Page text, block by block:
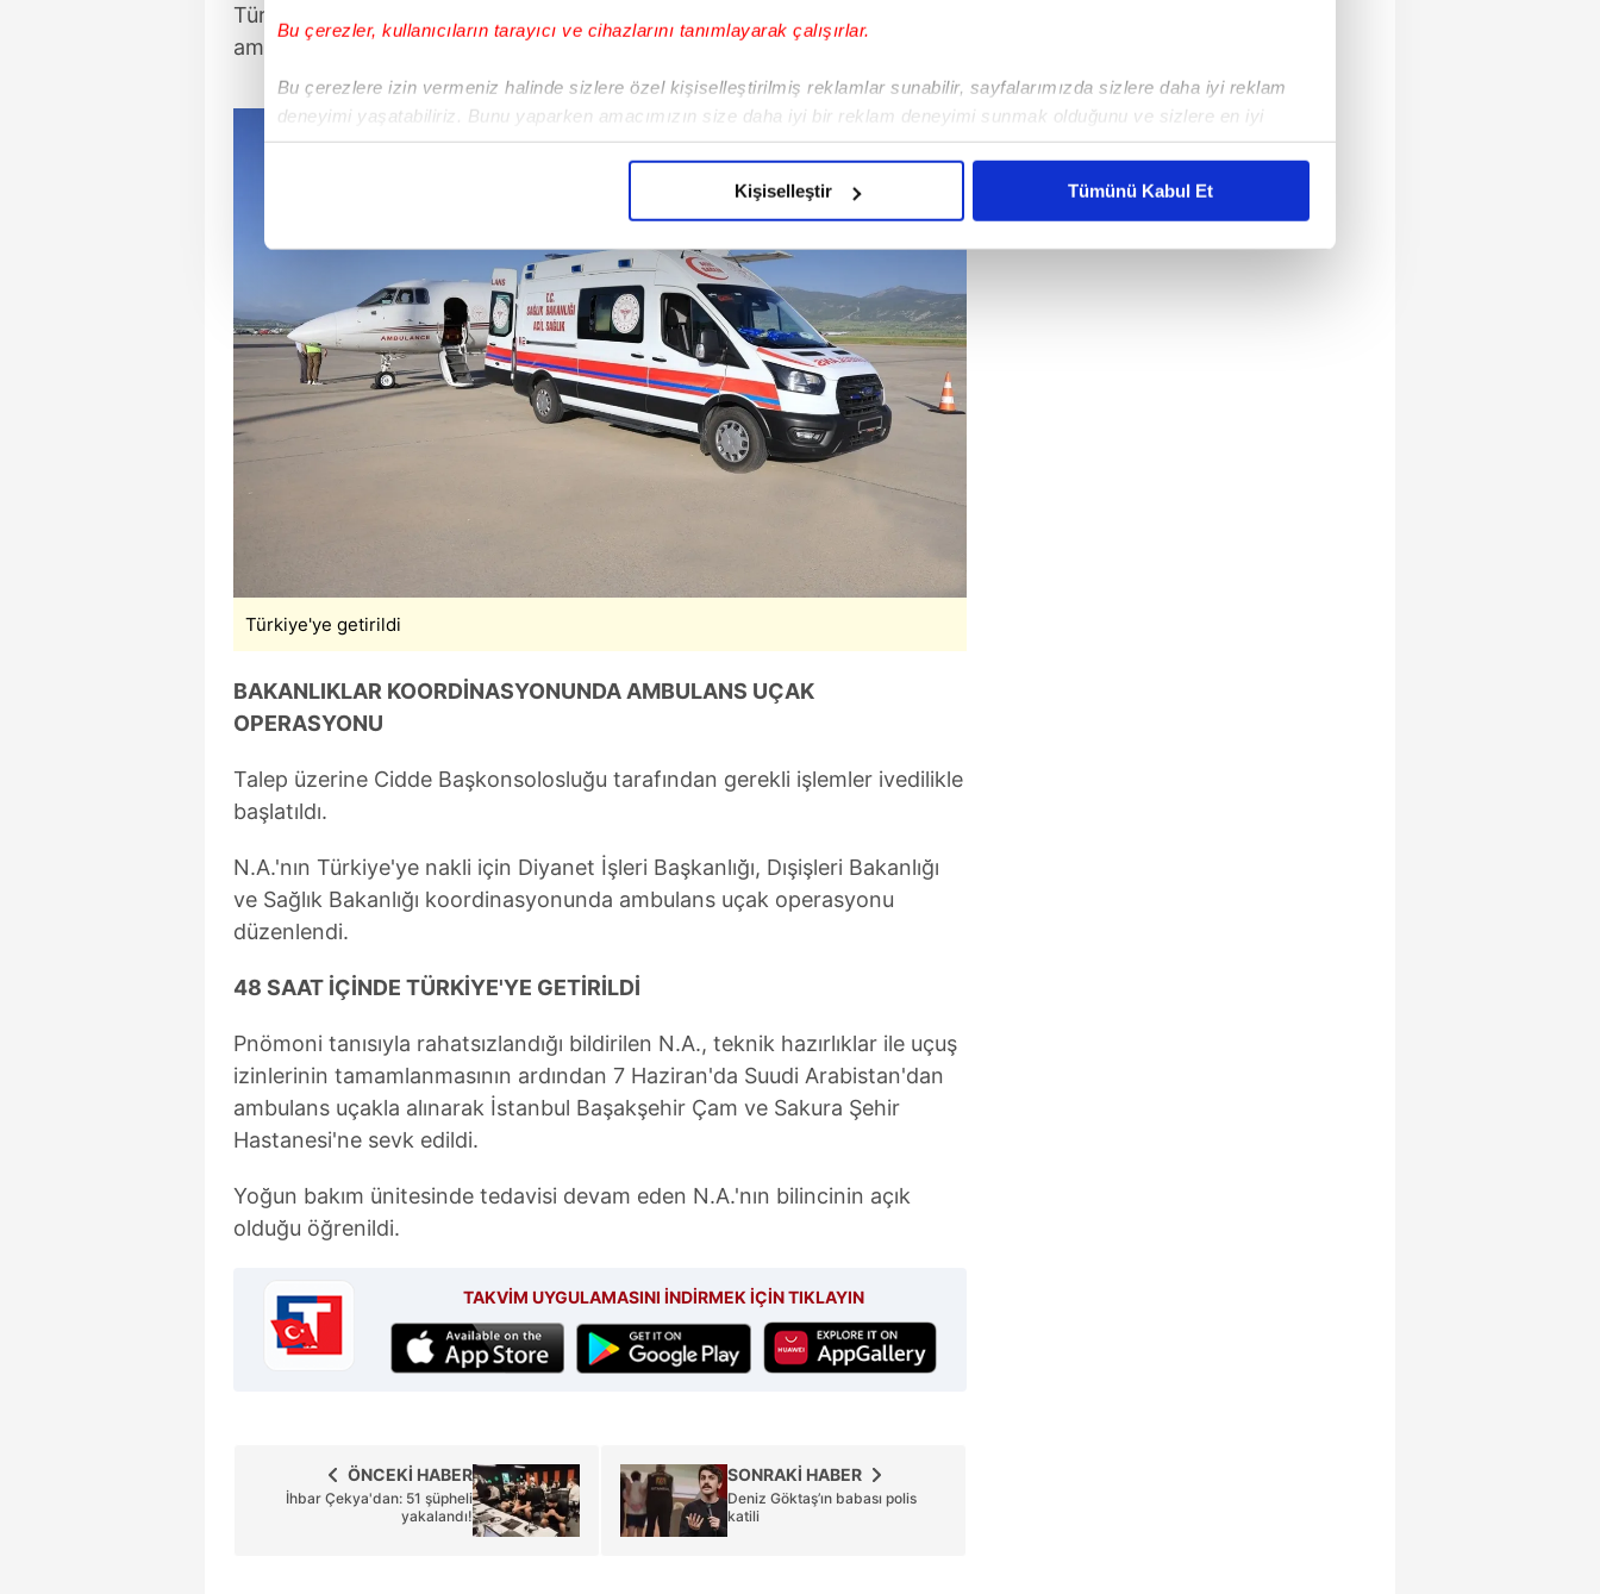
Bu çerezler, kullanıcıların tarayıcı ve cihazlarını tanımlayarak çalışırlar.
Bu çerezlere izin vermeniz halinde sizlere özel kişiselleştirilmiş reklamlar sunabilir, sayfalarımızda sizlere daha iyi reklam
deneyimi yaşatabiliriz. Bunu yaparken amacımızın size daha iyi bir reklam deneyimi sunmak olduğunu ve sizlere en iyi
içerikleri sunabilmek adına elimizden gelen çabayı gösterdiğimizi ve bu noktada, reklamların maliyetlerimizi karşılamak
Sizlere daha iyi bir hizmet sunabilmek için İnternet Sitemizde kendimize ve üçüncü kişilere ait çerezler kullanılmaktadır. Bu
çerezler vasıtasıyla çeşitli kişisel verileriniz işlenmekte olup gerekli olan çerezler bilgi toplumu hizmetlerinin sunulması
amacıyla kullanılmaktadır. Diğer çerezler, sitemizin daha işlevsel kılınması ve kişiselleştirilmesi ve sizlere yönelik
reklam/pazarlama faaliyetlerinin yapılması, amaçlarıyla sınırlı olarak açık rızanız dahilinde kullanılacaktır.
Çerezlere ilişkin tercihlerinizi aşağıda yer alan panel vasıtasıyla belirleyebilirsiniz. Çerezlere ilişkin detaylı bilgi için Ayarlar
butonuna tıklayabilir,
Çerez Bilgilendirme Metnimiziziyaret edebilirsiniz.
6698 sayılı Kişisel Verilerin Korunması Kanunu uyarınca hazırlanmış Aydınlatma Metnimizi okumak ve sitemizde ilgili
Kişiselleştir Tümünü Kabul Et
Türkiye'ye getirilmesi ve tedavisinin burada sürdürülmesi için yapılan
ambulans uçak talebinin kabul edilmesi istendi.
Türkiye'ye getirildi
BAKANLIKLAR KOORDİNASYONUNDA AMBULANS UÇAK
OPERASYONU
Talep üzerine Cidde Başkonsolosluğu tarafından gerekli işlemler ivedilikle
başlatıldı.
N.A.'nın Türkiye'ye nakli için Diyanet İşleri Başkanlığı, Dışişleri Bakanlığı
ve Sağlık Bakanlığı koordinasyonunda ambulans uçak operasyonu
düzenlendi.
48 SAAT İÇİNDE TÜRKİYE'YE GETİRİLDİ
Pnömoni tanısıyla rahatsızlandığı bildirilen N.A., teknik hazırlıklar ile uçuş
izinlerinin tamamlanmasının ardından 7 Haziran'da Suudi Arabistan'dan
ambulans uçakla alınarak İstanbul Başakşehir Çam ve Sakura Şehir
Hastanesi'ne sevk edildi.
Yoğun bakım ünitesinde tedavisi devam eden N.A.'nın bilincinin açık
olduğu öğrenildi.
TAKVİM UYGULAMASINI İNDİRMEK İÇİN TIKLAYIN
SONRAKİ HABER
Deniz Göktaş’ın babası polis
katili
ÖNCEKİ HABER
İhbar Çekya'dan: 51 şüpheli
yakalandı!